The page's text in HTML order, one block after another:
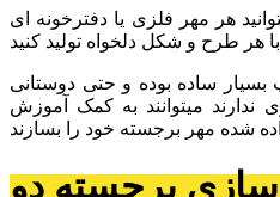
هر مهر فلزی یا دفترخونه ای
بسیار ساده بوده و حتی دوستانی
ندارند میتوانند به کمک آموزش
شده مهر برجسته خود را بسازند
برجسته دو